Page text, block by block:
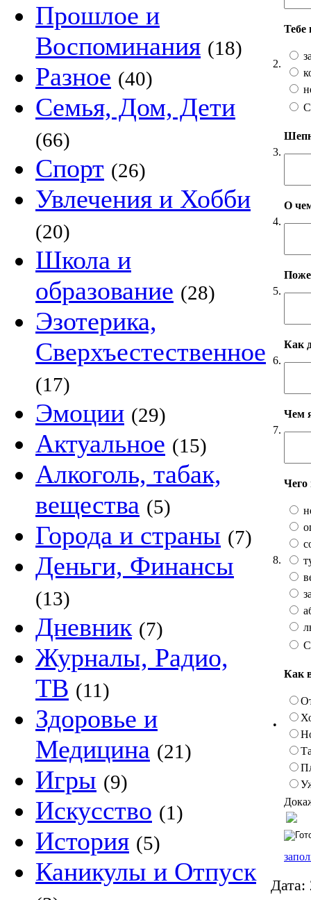
Прошлое и
Воспоминания (18)
Разное (40)
Семья, Дом, Дети
(66)
Спорт (26)
Увлечения и Хобби
(20)
Школа и
образование (28)
Эзотерика,
Сверхъестественное
(17)
Эмоции (29)
Актуальное (15)
Алкоголь, табак,
вещества (5)
Города и страны (7)
Деньги, Финансы
(13)
Дневник (7)
Журналы, Радио,
ТВ (11)
Здоровье и
Медицина (21)
Игры (9)
Искусство (1)
История (5)
Каникулы и Отпуск
2.
Тебе
3.
4.
О
5.
6.
Как
7.
Чем
8.
Чего
•
Как
Дата: